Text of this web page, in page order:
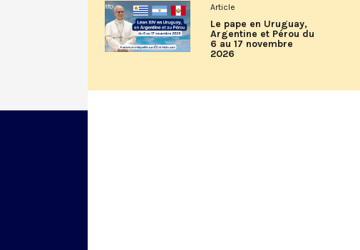
Article
Le pape en Uruguay,
Argentine et Pérou du
6 au 17 novembre
2026